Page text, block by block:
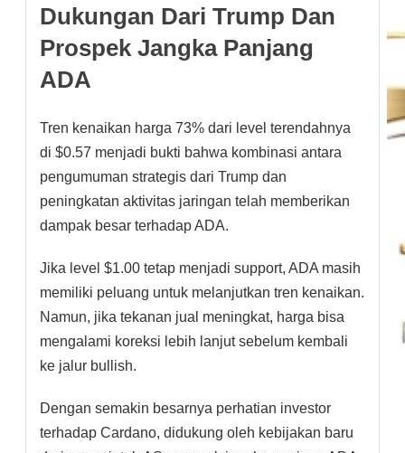
Dukungan Dari Trump Dan
Prospek Jangka Panjang
ADA
Tren kenaikan harga 73% dari level terendahnya
di $0.57 menjadi bukti bahwa kombinasi antara
pengumuman strategis dari Trump dan
peningkatan aktivitas jaringan telah memberikan
dampak besar terhadap ADA.
Jika level $1.00 tetap menjadi support, ADA masih
memiliki peluang untuk melanjutkan tren kenaikan.
Namun, jika tekanan jual meningkat, harga bisa
mengalami koreksi lebih lanjut sebelum kembali
ke jalur bullish.
Dengan semakin besarnya perhatian investor
terhadap Cardano, didukung oleh kebijakan baru